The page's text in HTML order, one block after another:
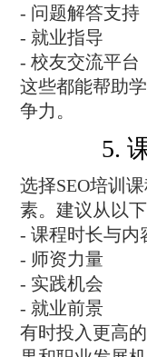
- 问题解答支持
- 就业指导
- 校友交流平台
这些都能帮助
争力。
5.
选择SEO培训
素。建议从以
- 课程时长与内
- 师资力量
- 实践机会
- 就业前景
有时投入更高